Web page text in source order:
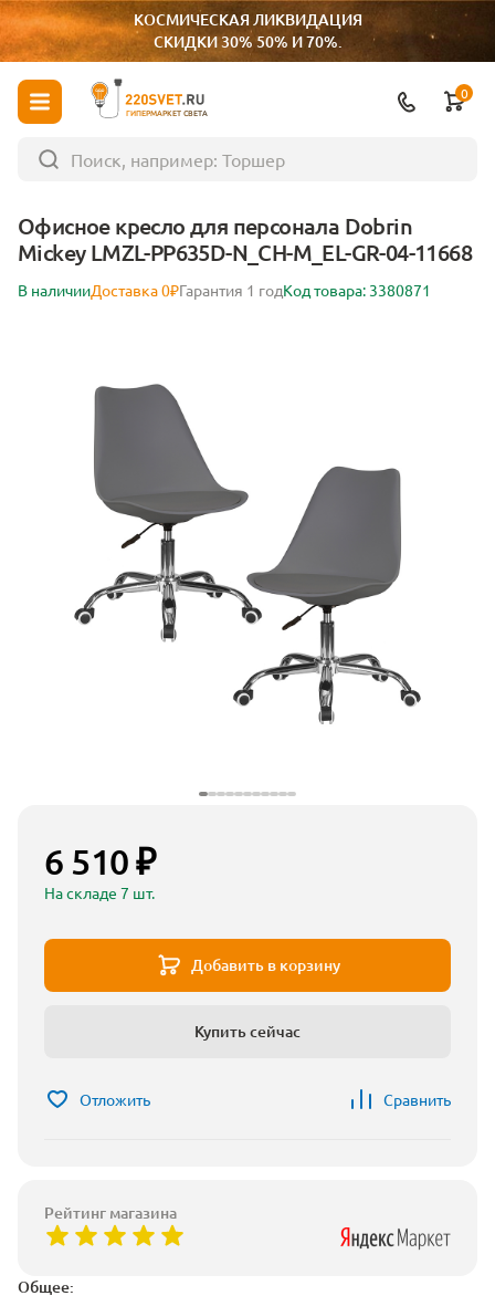
КОСМИЧЕСКАЯ ЛИКВИДАЦИЯ
СКИДКИ 30% 50% И 70%.
ГИПЕРМАРКЕТ СВЕТА
0
Офисное кресло для персонала Dobrin
Mickey LMZL-PP635D-N_CH-M_EL-GR-04-11668
В наличииДоставка 0₽Гарантия 1 годКод товара: 3380871
Общее:
6 510 ₽
На складе 7 шт.
Добавить в корзину
Купить сейчас
Отложить Сравнить
Рейтинг магазина